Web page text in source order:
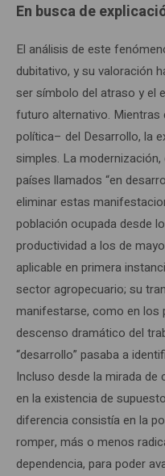
En busca de
El análisis de este
dubitativo, y su valoración
ser símbolo del atraso y el
futuro alternativo.
política– del Desarrollo, la
simples. La
países llamados “en
eliminar estas
población ocupada desde
productividad a los de
aplicable en primera
sector agropecuario; su
manifestarse, como en los
descenso dramático del
“desarrollo” pasaba a
Incluso desde la mirada
en la existencia de
diferencia consistía en la
romper, más o menos
dependencia, para poder